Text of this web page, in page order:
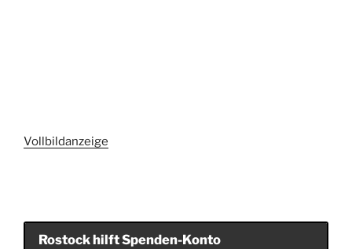
Vollbildanzeige
Rostock hilft Spenden-Konto